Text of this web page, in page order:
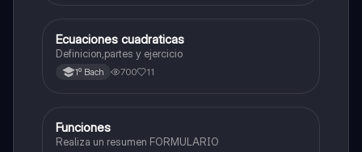
Física
Ecuaciones cuadraticas
Definicion,partes y ejercicio
1º Bach 700 11
Matemáticas
Funciones
Realiza un resumen FORMULARIO